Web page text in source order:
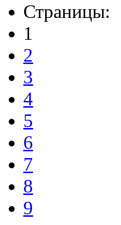
Страницы:
1
2
3
4
5
6
7
8
9